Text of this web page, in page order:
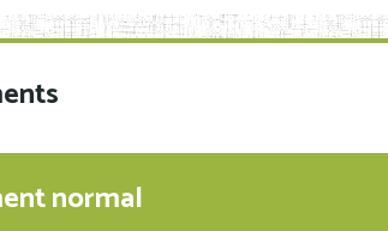
Inspection Générale des
Organigramme
normal